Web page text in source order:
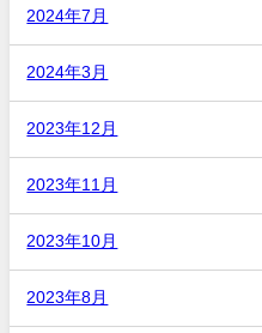
2024年7月
2024年3月
2023年12月
2023年11月
2023年10月
2023年8月